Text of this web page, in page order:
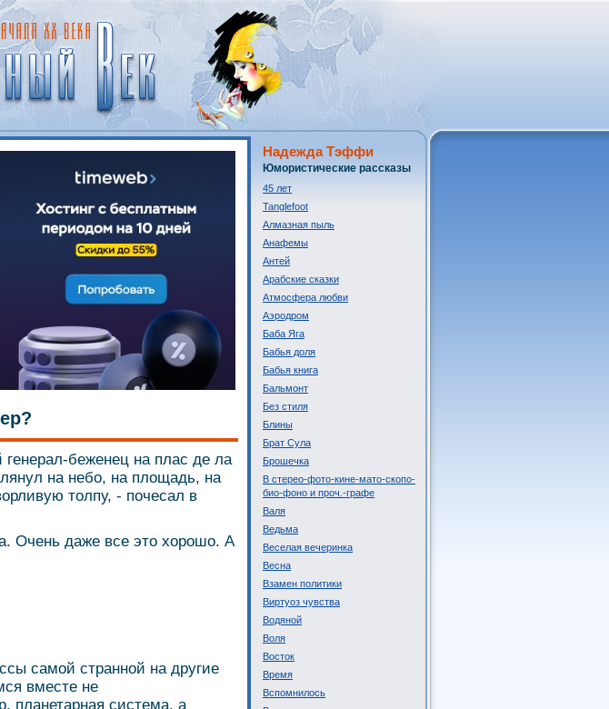
Надежда Тэффи
Юмористические рассказы
45 лет
Tanglefoot
Алмазная пыль
Анафемы
Антей
Арабские сказки
Атмосфера любви
Аэродром
Баба Яга
Бабья доля
Бабья книга
Бальмонт
Без стиля
Блины
Брат Сула
Брошечка
В стерео-фото-кине-мато-скопо-
био-фоно и проч.-графе
Валя
Ведьма
Веселая вечеринка
Весна
Взамен политики
Виртуоз чувства
Водяной
Воля
Восток
Время
Вспомнилось
беженец на плас де ла
на небо, на площадь, на
толпу, - почесал в
Очень даже все это хорошо. А
самой странной на другие
вместе не
планетарная система, а